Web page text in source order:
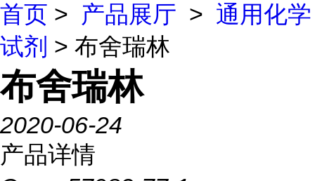
首页 > 产品展厅 > 通用化学
试剂 > 布舍瑞林
布舍瑞林
2020-06-24
产品详情